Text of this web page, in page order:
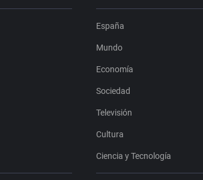
España
Mundo
Economía
Sociedad
Televisión
Cultura
Ciencia y Tecnología